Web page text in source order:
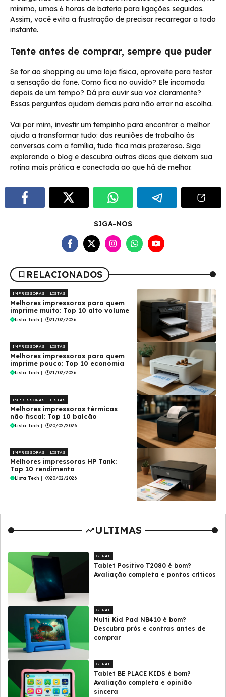
mínimo, umas 6 horas de bateria para ligações seguidas.
Assim, você evita a frustração de precisar recarregar a todo
instante.
Tente antes de comprar, sempre que puder
Se for ao shopping ou uma loja física, aproveite para testar
a sensação do fone. Como fica no ouvido? Ele incomoda
depois de um tempo? Dá pra ouvir sua voz claramente?
Essas perguntas ajudam demais para não errar na escolha.
Vai por mim, investir um tempinho para encontrar o melhor
ajuda a transformar tudo: das reuniões de trabalho às
conversas com a família, tudo fica mais prazeroso. Siga
explorando o blog e descubra outras dicas que deixam sua
rotina mais prática e conectada ao que há de melhor.
SIGA-NOS
RELACIONADOS
IMPRESSORAS LISTAS
Melhores impressoras para quem
imprime muito: Top 10 alto volume
Lista Tech | 21/02/2026
IMPRESSORAS LISTAS
Melhores impressoras para quem
imprime pouco: Top 10 economia
Lista Tech | 21/02/2026
IMPRESSORAS LISTAS
Melhores impressoras térmicas
não fiscal: Top 10 balcão
Lista Tech | 20/02/2026
IMPRESSORAS LISTAS
Melhores impressoras HP Tank:
Top 10 rendimento
Lista Tech | 20/02/2026
ULTIMAS
GERAL
Tablet Positivo T2080 é bom?
Avaliação completa e pontos críticos
GERAL
Multi Kid Pad NB410 é bom?
Descubra prós e contras antes de
comprar
GERAL
Tablet BE PLACE KIDS é bom?
Avaliação completa e opinião
sincera